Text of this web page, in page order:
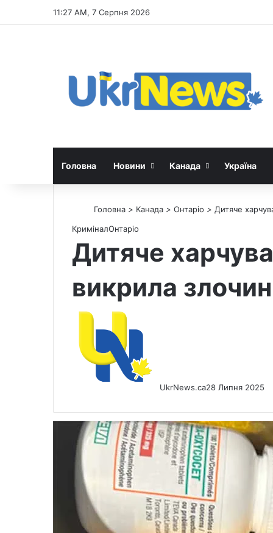
11:27 AM, 7 Серпня 2026
Головна Новини Канада Україна
Головна > Канада > Онтаріо > Дитяче
КриміналОнтаріо
Дитяче
викрила
UkrNews.ca28 Липня 2025